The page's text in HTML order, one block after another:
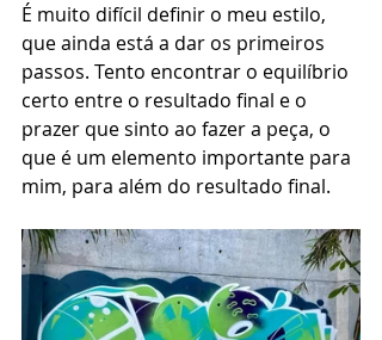
É muito difícil definir o meu estilo,
que ainda está a dar os primeiros
passos. Tento encontrar o equilíbrio
certo entre o resultado final e o
prazer que sinto ao fazer a peça, o
que é um elemento importante para
mim, para além do resultado final.